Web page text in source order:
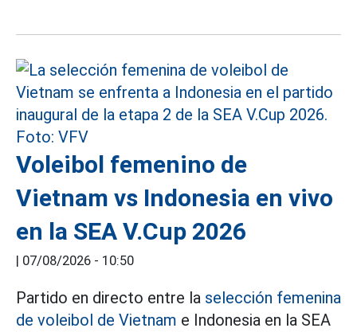
Voleibol femenino de
Vietnam vs Indonesia en vivo
en la SEA V.Cup 2026
| 07/08/2026 - 10:50
Partido en directo entre la selección femenina
de voleibol de Vietnam e Indonesia en la SEA